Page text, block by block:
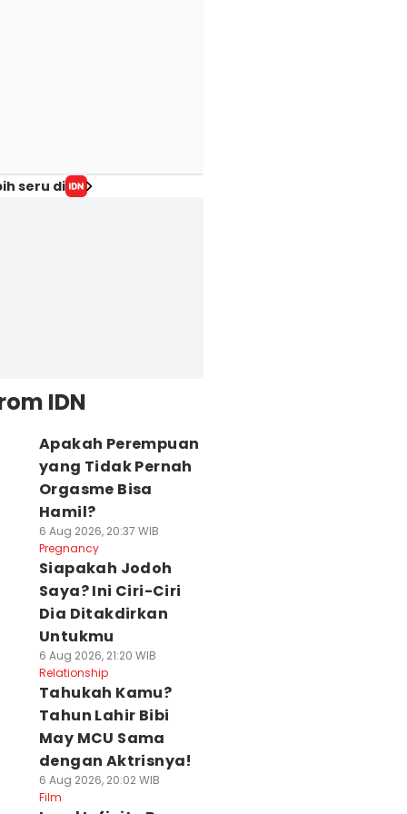
seru di
IDN
Apakah Perempuan
yang Tidak Pernah
Orgasme Bisa
Hamil?
6 Aug 2026, 20:37 WIB
Pregnancy
Siapakah Jodoh
Saya? Ini Ciri-Ciri
Dia Ditakdirkan
Untukmu
6 Aug 2026, 21:20 WIB
Relationship
Tahukah Kamu?
Tahun Lahir Bibi
May MCU Sama
dengan Aktrisnya!
6 Aug 2026, 20:02 WIB
Film